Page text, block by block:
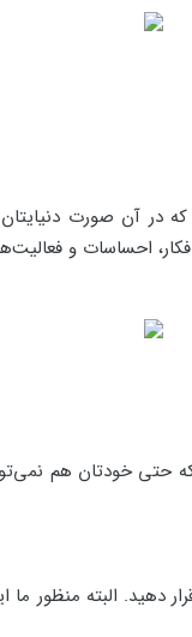
در آن صورت
احساسات و
خودتان هم
البته منظور ما